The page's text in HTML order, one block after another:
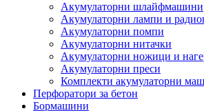
Акумулаторни шлайфмашини
Акумулаторни лампи и
Акумулаторни помпи
Акумулаторни нитачки
Акумулаторни ножици и
Акумулаторни преси
Комплекти акумулаторни
Перфоратори за бетон
Бормашини